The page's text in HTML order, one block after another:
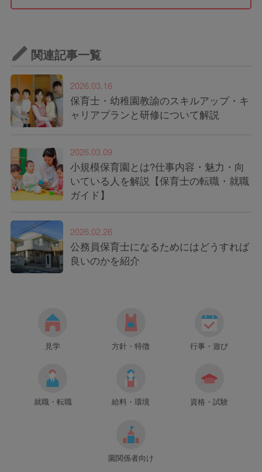
関連記事一覧
2026.03.16
保育士・幼稚園教諭のスキルアップ・キ
ャリアプランと研修について解説
2026.03.09
小規模保育園とは?仕事内容・魅力・向
いている人を解説【保育士の転職・就職
ガイド】
2026.02.26
公務員保育士になるためにはどうすれば
良いのかを紹介
見学 方針・特徴 行事・遊び
就職・転職 給料・環境 資格・試験
園関係者向け